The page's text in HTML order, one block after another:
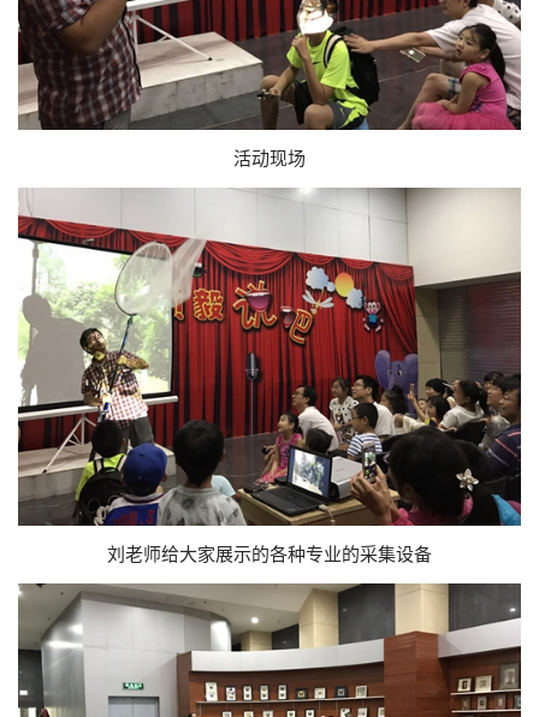
活动现场
刘老师给大家展示的各种专业的采集设备